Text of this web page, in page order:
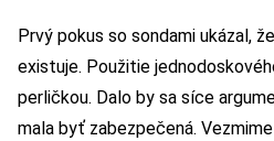
Prvý pokus so sondami ukázal,
existuje. Použitie
perličkou. Dalo by sa síce
mala byť zabezpečená.